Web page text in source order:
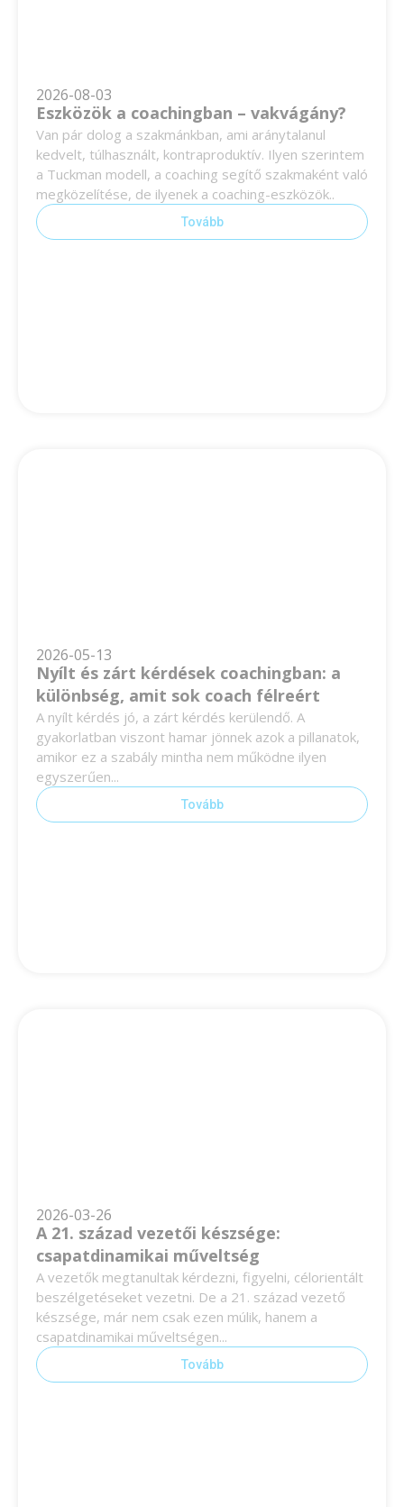
2026-08-03
Eszközök a coachingban – vakvágány?
Van pár dolog a szakmánkban, ami aránytalanul
kedvelt, túlhasznált, kontraproduktív. Ilyen szerintem
a Tuckman modell, a coaching segítő szakmaként való
megközelítése, de ilyenek a coaching-eszközök..
Tovább
2026-05-13
Nyílt és zárt kérdések coachingban: a
különbség, amit sok coach félreért
A nyílt kérdés jó, a zárt kérdés kerülendő. A
gyakorlatban viszont hamar jönnek azok a pillanatok,
amikor ez a szabály mintha nem működne ilyen
egyszerűen...
Tovább
2026-03-26
A 21. század vezetői készsége:
csapatdinamikai műveltség
A vezetők megtanultak kérdezni, figyelni, célorientált
beszélgetéseket vezetni. De a 21. század vezető
készsége, már nem csak ezen múlik, hanem a
csapatdinamikai műveltségen...
Tovább